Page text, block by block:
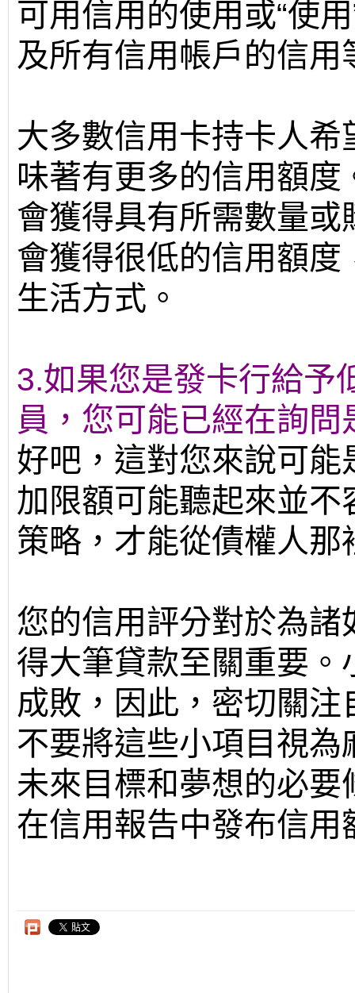
可用信用的使用或“使
及所有信用帳戶的信
大多數信用卡持卡人
味著有更多的信用額
會獲得具有所需數量
會獲得很低的信用額
生活方式。
3.如果您是發卡行給予
員，您可能已經在詢
好吧，這對您來說可
加限額可能聽起來並
策略，才能從債權人
您的信用評分對於為
得大筆貸款至關重要
成敗，因此，密切關
不要將這些小項目視
未來目標和夢想的必
在信用報告中發布信